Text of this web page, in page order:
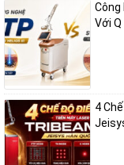
Công
Với
4